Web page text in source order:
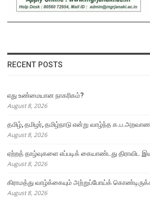
RECENT POSTS
எது உண்மையான நாகரிகம்?
August 8, 2026
தமிழ், தமிழர், தமிழ்நாடு என்று வாழ்ந்த
August 8, 2026
ஏற்றத் தாழ்வுகளை எப்படிக் கையாண்டது திராவிட
August 8, 2026
கிராமத்து வாழ்க்கையும் அற்றுப்போய்க்
August 8, 2026